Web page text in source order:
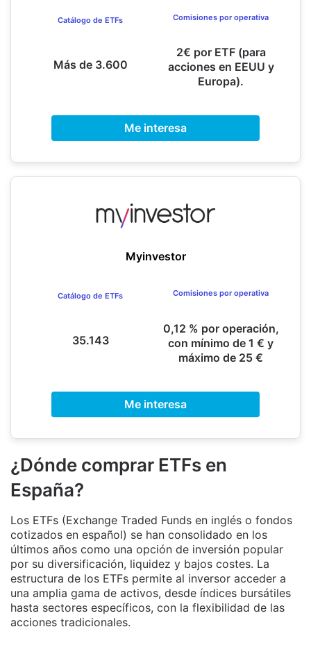
Catálogo de ETFs
Más de 3.600
Comisiones por operativa
2€ por ETF (para
acciones en EEUU y
Europa).
Me interesa
Myinvestor
Catálogo de ETFs
35.143
Comisiones por operativa
0,12 % por operación,
con mínimo de 1 € y
máximo de 25 €
Me interesa
¿Dónde comprar ETFs en
España?
Los ETFs (Exchange Traded Funds en inglés o fondos
cotizados en español) se han consolidado en los
últimos años como una opción de inversión popular
por su diversificación, liquidez y bajos costes. La
estructura de los ETFs permite al inversor acceder a
una amplia gama de activos, desde índices bursátiles
hasta sectores específicos, con la flexibilidad de las
acciones tradicionales.